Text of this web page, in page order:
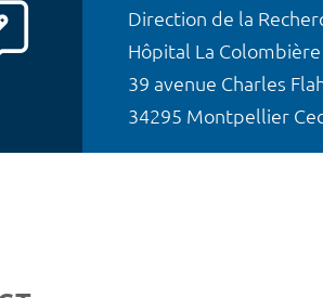
Direction de la
Hôpital La
39 avenue Charles
34295 Montpellier